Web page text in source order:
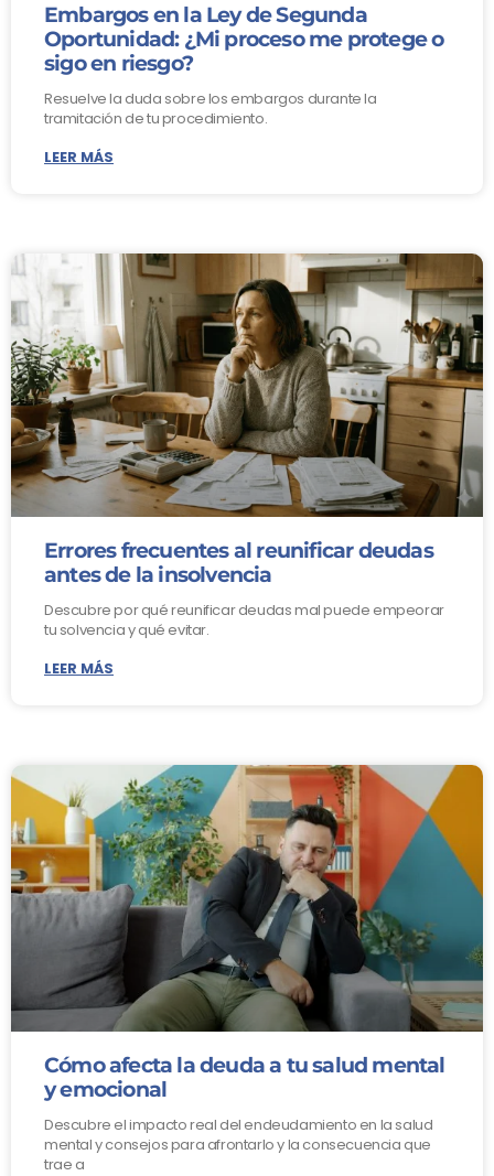
Embargos en la Ley de Segunda
Oportunidad: ¿Mi proceso me protege o
sigo en riesgo?
Resuelve la duda sobre los embargos durante la
tramitación de tu procedimiento.
LEER MÁS
Errores frecuentes al reunificar deudas
antes de la insolvencia
Descubre por qué reunificar deudas mal puede empeorar
tu solvencia y qué evitar.
LEER MÁS
Cómo afecta la deuda a tu salud mental
y emocional
Descubre el impacto real del endeudamiento en la salud
mental y consejos para afrontarlo y la consecuencia que
trae a